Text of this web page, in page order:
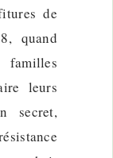
de
quand
familles
leurs
secret,